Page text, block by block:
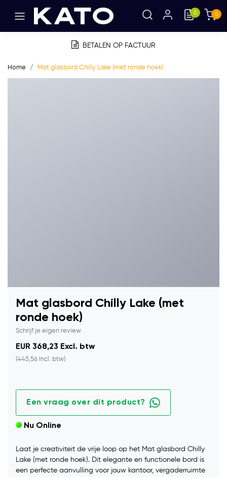
0 0
BETALEN OP FACTUUR
Home Mat glasbord Chilly Lake (met ronde hoek)
Mat glasbord Chilly Lake (met
ronde hoek)
Schrijf je eigen review
EUR 368,23 Excl. btw
(445,56 Incl. btw)
Een vraag over dit product?
Nu Online
Laat je creativiteit de vrije loop op het Mat glasbord Chilly
Lake (met ronde hoek). Dit elegante en functionele bord is
een perfecte aanvulling voor jouw kantoor, vergaderruimte